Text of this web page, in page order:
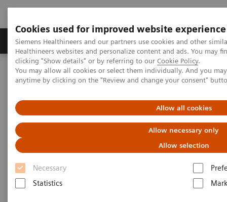
Cookies used for improved website experience
Siemens Healthineers and our partners use cookies and other
Healthineers websites and personalize content and ads. You may
clicking "Show details" or by referring to our Cookie Policy.
You may allow all cookies or select them individually. And you
anytime by clicking on the "Review and change your consent"
Allow all cookies
Allow necessary only
Allow selection
Necessary
Statistics
Produkter og løsninger Support og
Hjem Services
IT Standards
DICOM Conformance Statements - Magnetic Resonance
DICOM Conformance
Statements - 1T Systems